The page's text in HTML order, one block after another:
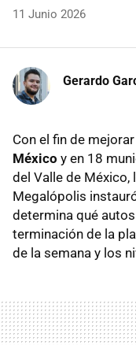
11 Junio 2026
Gerardo
Con el fin de
México y en 18
del Valle de México,
Megalópolis
determina qué
terminación de la
de la semana y los